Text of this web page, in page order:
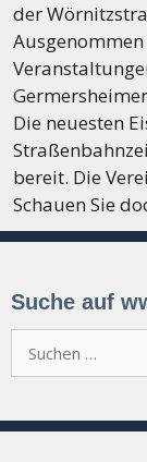
der
Die neuesten
bereit. Die
Schauen Sie
Suche auf
nach: